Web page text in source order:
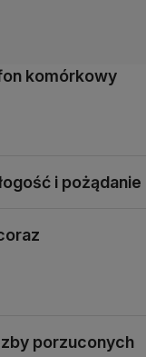
komórkowy
i pożądanie
porzuconych